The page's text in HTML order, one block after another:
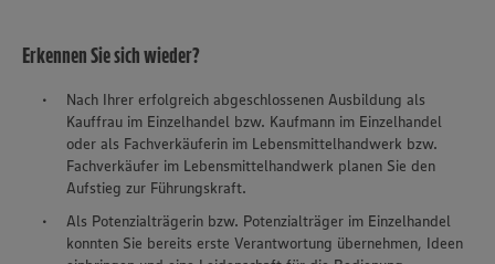
Erkennen Sie sich wieder?
Nach Ihrer erfolgreich abgeschlossenen Ausbildung als
Kauffrau im Einzelhandel bzw. Kaufmann im Einzelhandel
oder als Fachverkäuferin im Lebensmittelhandwerk bzw.
Fachverkäufer im Lebensmittelhandwerk planen Sie den
Aufstieg zur Führungskraft.
Als Potenzialträgerin bzw. Potenzialträger im Einzelhandel
konnten Sie bereits erste Verantwortung übernehmen, Ideen